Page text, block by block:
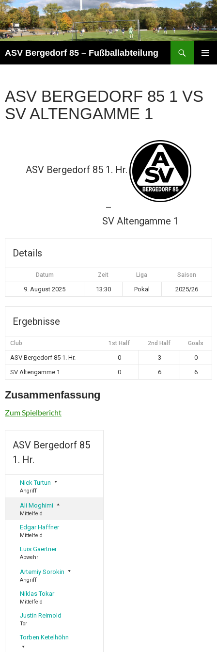
Zum
Inhalt
springen
ASV Bergedorf 85 – Fußballabteilung
ASV BERGEDORF 85 1 VS
SV ALTENGAMME 1
ASV Bergedorf 85 1. Hr.
—
SV Altengamme 1
Details
Datum Zeit Liga Saison
9. August 2025 13:30 Pokal 2025/26
Ergebnisse
Club 1st Half 2nd Half Goals
ASV Bergedorf 85 1. Hr. 0 3
0
SV Altengamme 1
0 6 6
Zusammenfassung
Zum Spielbericht
ASV Bergedorf 85
1. Hr.
Nick Turtun
Angriff
Ali Moghimi
Mittelfeld
Edgar Haffner
Mittelfeld
Luis Gaertner
Abwehr
Artemiy Sorokin
Angriff
Niklas Tokar
Mittelfeld
Justin Reimold
Tor
Torben Ketelhöhn